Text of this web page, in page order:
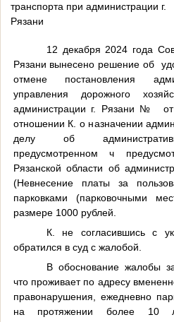
транспорта при администрации г.
Рязани
12 декабря 2024 года
Рязани вынесено решение об
отмене постановления
управления дорожного
администрации г. Рязани №
отношении К. о назначении
делу об
предусмотренном ч
Рязанской области об
(Невнесение платы за
парковками (парковочными
размере 1000 рублей.
К. не согласившись с
обратился в суд с жалобой.
В обоснование жалобы
что проживает по адресу
правонарушения, ежедневно
на протяжении более 10